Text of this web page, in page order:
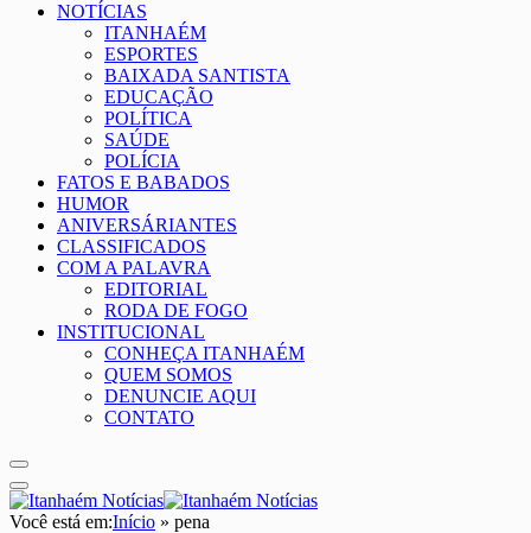
NOTÍCIAS
ITANHAÉM
ESPORTES
BAIXADA SANTISTA
EDUCAÇÃO
POLÍTICA
SAÚDE
POLÍCIA
FATOS E BABADOS
HUMOR
ANIVERSÁRIANTES
CLASSIFICADOS
COM A PALAVRA
EDITORIAL
RODA DE FOGO
INSTITUCIONAL
CONHEÇA ITANHAÉM
QUEM SOMOS
DENUNCIE AQUI
CONTATO
Você está em:Início » pena